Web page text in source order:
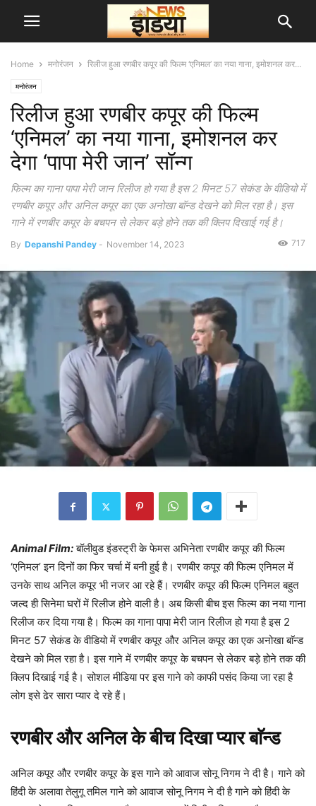
Home मनोरंजन रिलीज हुआ रणबीर कपूर की फिल्म ‘एनिमल’ का नया गाना, इमोशनल कर...
मनोरंजन
रिलीज हुआ रणबीर कपूर की फिल्म
‘एनिमल’ का नया गाना, इमोशनल कर
देगा ‘पापा मेरी जान’ सॉन्ग
फिल्म का गाना पापा मेरी जान रिलीज हो गया है इस 2 मिनट 57 सेकंड के वीडियो में
रणबीर कपूर और अनिल कपूर का एक अनोखा बाॅन्ड देखने को मिल रहा है। इस
गाने में रणबीर कपूर के बचपन से लेकर बड़े होने तक की क्लिप दिखाई गई है।
By Depanshi Pandey - November 14, 2023 717
Animal Film: बॉलीवुड इंडस्ट्री के फेमस अभिनेता रणबीर कपूर की फिल्म
‘एनिमल’ इन दिनों का फिर चर्चा में बनी हुई है। रणबीर कपूर की फिल्म एनिमल में
उनके साथ अनिल कपूर भी नजर आ रहे हैं। रणबीर कपूर की फिल्म एनिमल बहुत
जल्द ही सिनेमा घरों में रिलीज होने वाली है। अब किसी बीच इस फिल्म का नया गाना
रिलीज कर दिया गया है। फिल्म का गाना पापा मेरी जान रिलीज हो गया है इस 2
मिनट 57 सेकंड के वीडियो में रणबीर कपूर और अनिल कपूर का एक अनोखा बाॅन्ड
देखने को मिल रहा है। इस गाने में रणबीर कपूर के बचपन से लेकर बड़े होने तक की
क्लिप दिखाई गई है। सोशल मीडिया पर इस गाने को काफी पसंद किया जा रहा है
लोग इसे ढेर सारा प्यार दे रहे हैं।
रणबीर और अनिल के बीच दिखा प्यार बाॅन्ड
अनिल कपूर और रणबीर कपूर के इस गाने को आवाज सोनू निगम ने दी है। गाने को
हिंदी के अलावा तेलुगू तमिल गाने को आवाज सोनू निगम ने दी है गाने को हिंदी के